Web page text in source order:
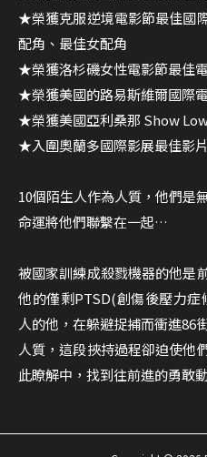
★榮獲克服逆境電影節最佳國
配角、最佳女配角
★榮獲洛杉磯女性電影節最佳
★榮獲美國的路易斯維爾國際
★榮獲美國亞利桑那 Show
★入圍奧蘭多國際影展最佳影
10個陌生人作為人質，他們是
命運將他們聯繫在一起…
被國家訓練成殺戮機器的他是
他的僅剩PTSD(創傷後壓力
人的他，在躲避捉捕而衝進86
人質，這段挾持過程卻迫使他
此瞭解中，找到往前進的勇敢